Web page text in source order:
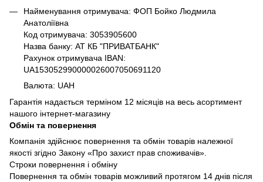
Найменування отримувача: ФОП Бойко Людмила
Анатоліївна
Код отримувача: 3053905600
Назва банку: АТ КБ "ПРИВАТБАНК"
Рахунок отримувача IBAN:
UA153052990000026007050691120
Валюта: UAH
Гарантія надається терміном 12 місяців на весь асортимент
нашого інтернет-магазину
Обмін та повернення
Компанія здійснює повернення та обмін товарів належної
якості згідно Закону «Про захист прав споживачів».
Строки повернення і обміну
Повернення та обмін товарів можливий протягом 14 днів після